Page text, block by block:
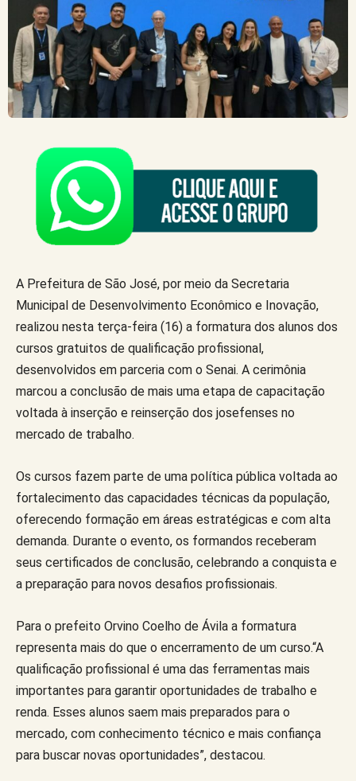
A Prefeitura de São José, por meio da Secretaria
Municipal de Desenvolvimento Econômico e Inovação,
realizou nesta terça-feira (16) a formatura dos alunos dos
cursos gratuitos de qualificação profissional,
desenvolvidos em parceria com o Senai. A cerimônia
marcou a conclusão de mais uma etapa de capacitação
voltada à inserção e reinserção dos josefenses no
mercado de trabalho.
Os cursos fazem parte de uma política pública voltada ao
fortalecimento das capacidades técnicas da população,
oferecendo formação em áreas estratégicas e com alta
demanda. Durante o evento, os formandos receberam
seus certificados de conclusão, celebrando a conquista e
a preparação para novos desafios profissionais.
Para o prefeito Orvino Coelho de Ávila a formatura
representa mais do que o encerramento de um curso.“A
qualificação profissional é uma das ferramentas mais
importantes para garantir oportunidades de trabalho e
renda. Esses alunos saem mais preparados para o
mercado, com conhecimento técnico e mais confiança
para buscar novas oportunidades”, destacou.